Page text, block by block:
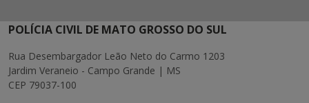
POLÍCIA CIVIL DE MATO GROSSO DO SUL
Rua Desembargador Leão Neto do Carmo 1203
Jardim Veraneio - Campo Grande | MS
CEP 79037-100